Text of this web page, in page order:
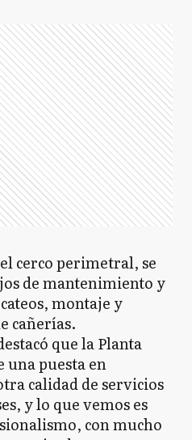
cerco perimetral, se
de mantenimiento y
montaje y
cañerías.
que la Planta
una puesta en
calidad de servicios
y lo que vemos es
con mucho